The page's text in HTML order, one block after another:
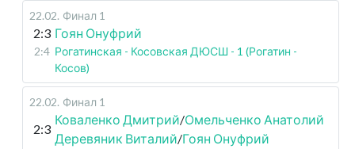
22.02. Финал 1
2:3 Гоян Онуфрий
2:4 Рогатинская - Косовская ДЮСШ - 1 (Рогатин -
Косов)
22.02. Финал 1
2:3
Коваленко Дмитрий/Омельченко Анатолий
Деревяник Виталий/Гоян Онуфрий